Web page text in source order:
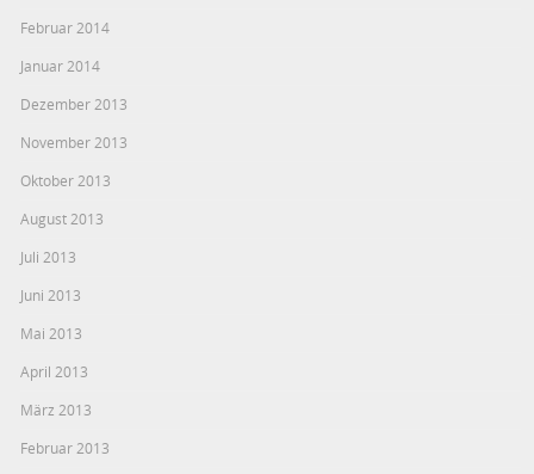
Februar 2014
Januar 2014
Dezember 2013
November 2013
Oktober 2013
August 2013
Juli 2013
Juni 2013
Mai 2013
April 2013
März 2013
Februar 2013